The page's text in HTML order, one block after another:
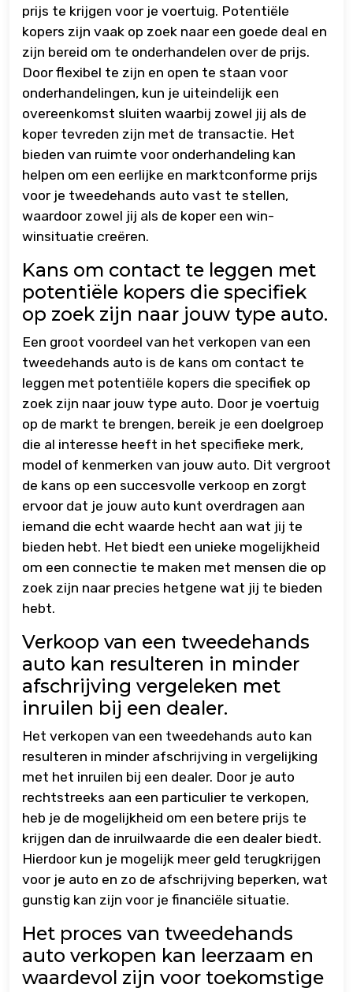
prijs te krijgen voor je voertuig. Potentiële
kopers zijn vaak op zoek naar een goede deal en
zijn bereid om te onderhandelen over de prijs.
Door flexibel te zijn en open te staan voor
onderhandelingen, kun je uiteindelijk een
overeenkomst sluiten waarbij zowel jij als de
koper tevreden zijn met de transactie. Het
bieden van ruimte voor onderhandeling kan
helpen om een eerlijke en marktconforme prijs
voor je tweedehands auto vast te stellen,
waardoor zowel jij als de koper een win-
winsituatie creëren.
Kans om contact te leggen met
potentiële kopers die specifiek
op zoek zijn naar jouw type auto.
Een groot voordeel van het verkopen van een
tweedehands auto is de kans om contact te
leggen met potentiële kopers die specifiek op
zoek zijn naar jouw type auto. Door je voertuig
op de markt te brengen, bereik je een doelgroep
die al interesse heeft in het specifieke merk,
model of kenmerken van jouw auto. Dit vergroot
de kans op een succesvolle verkoop en zorgt
ervoor dat je jouw auto kunt overdragen aan
iemand die echt waarde hecht aan wat jij te
bieden hebt. Het biedt een unieke mogelijkheid
om een connectie te maken met mensen die op
zoek zijn naar precies hetgene wat jij te bieden
hebt.
Verkoop van een tweedehands
auto kan resulteren in minder
afschrijving vergeleken met
inruilen bij een dealer.
Het verkopen van een tweedehands auto kan
resulteren in minder afschrijving in vergelijking
met het inruilen bij een dealer. Door je auto
rechtstreeks aan een particulier te verkopen,
heb je de mogelijkheid om een betere prijs te
krijgen dan de inruilwaarde die een dealer biedt.
Hierdoor kun je mogelijk meer geld terugkrijgen
voor je auto en zo de afschrijving beperken, wat
gunstig kan zijn voor je financiële situatie.
Het proces van tweedehands
auto verkopen kan leerzaam en
waardevol zijn voor toekomstige